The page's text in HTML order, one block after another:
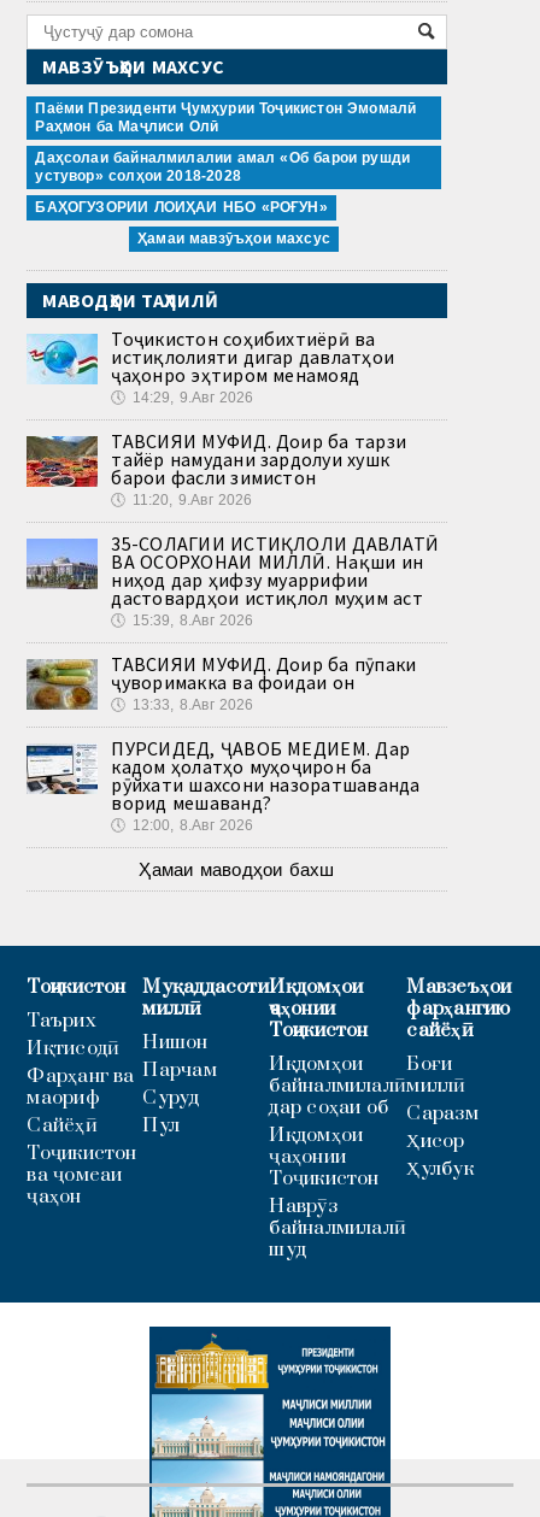
МАВЗӮЪҲОИ МАХСУС
Паёми Президенти Ҷумҳурии Тоҷикистон Эмомалӣ
Раҳмон ба Маҷлиси Олӣ
Даҳсолаи байналмилалии амал «Об барои рушди
устувор» солҳои 2018-2028
БАҲОГУЗОРИИ ЛОИҲАИ НБО «РОҒУН»
Ҳамаи мавзӯъҳои махсус
МАВОДҲОИ ТАҲЛИЛӢ
Тоҷикистон соҳибихтиёрӣ ва
истиқлолияти дигар давлатҳои
ҷаҳонро эҳтиром менамояд
🕔 14:29, 9.Авг 2026
ТАВСИЯИ МУФИД. Доир ба тарзи
тайёр намудани зардолуи хушк
барои фасли зимистон
🕔 11:20, 9.Авг 2026
35-СОЛАГИИ ИСТИҚЛОЛИ ДАВЛАТӢ
ВА ОСОРХОНАИ МИЛЛӢ. Нақши ин
ниҳод дар ҳифзу муаррифии
дастовардҳои истиқлол муҳим аст
🕔 15:39, 8.Авг 2026
ТАВСИЯИ МУФИД. Доир ба пӯпаки
ҷуворимакка ва фоидаи он
🕔 13:33, 8.Авг 2026
ПУРСИДЕД, ҶАВОБ МЕДИҲЕМ. Дар
кадом ҳолатҳо муҳоҷирон ба
рӯйхати шахсони назоратшаванда
ворид мешаванд?
🕔 12:00, 8.Авг 2026
Ҳамаи маводҳои бахш
Тоҷикистон
Таърих
Иқтисодӣ
Фарҳанг ва
маориф
Сайёҳӣ
Тоҷикистон
ва ҷомеаи
ҷаҳон
Муқаддасоти
миллӣ
Нишон
Парчам
Суруд
Пул
Иқдомҳои
ҷаҳонии
Тоҷикистон
Иқдомҳои
байналмилалӣ
дар соҳаи об
Иқдомҳои
ҷаҳонии
Тоҷикистон
Наврӯз
байналмилалӣ
шуд
Мавзеъҳои
фарҳангию
сайёҳӣ
Боғи
миллӣ
Саразм
Ҳисор
Ҳулбук